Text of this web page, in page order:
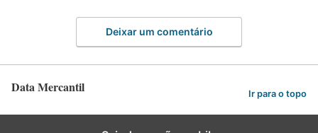
Deixar um comentário
Data Mercantil Ir para o topo